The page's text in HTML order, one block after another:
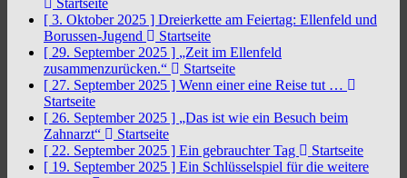
Startseite
[ 3. Oktober 2025 ] Dreierkette am Feiertag: Ellenfeld und
Borussen-Jugend
Startseite
[ 29. September 2025 ] „Zeit im Ellenfeld
zusammenzurücken.“
Startseite
[ 27. September 2025 ] Wenn einer eine Reise tut …
Startseite
[ 26. September 2025 ] „Das ist wie ein Besuch beim
Zahnarzt“
Startseite
[ 22. September 2025 ] Ein gebrauchter Tag
Startseite
[ 19. September 2025 ] Ein Schlüsselspiel für die weitere